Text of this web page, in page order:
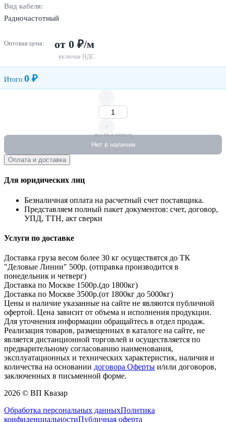
Вид кабеля:
Радиочастотный
Оптовая цена: от 0 ₽/м
включая НДС
Итого:0 ₽
-
+
кол-во в метрах
Нет в наличии
Оплата и доставка
Для юридических лиц
Безналичная оплата на расчетный счет поставщика.
Представляем полный пакет документов: счет, договор,
УПД, ТТН, акт сверки
Услуги по доставке
Доставка груза весом более 30 кг осуществятся до ТК
"Деловые Линии" 500р. (отправка производится в
понедельник и четверг)
Доставка по Москве 1500р.(до 1800кг)
Доставка по Москве 3500р.(от 1800кг до 5000кг)
Цены и наличие указанные на сайте не являются публичной
офертой. Цена зависит от объема и исполнения продукции.
Для уточнения информации обращайтесь в отдел продаж.
Реализация товаров, размещенных в каталоге на сайте, не
является дистанционной торговлей и осуществляется по
предварительному согласованию наименования,
эксплуатационных и технических характеристик, наличия и
количества на основании договора Оферты и/или договоров,
заключенных в письменной форме.
2026 © ВП Квазар
Обработка персональных данныхПолитика
конфиденциальностиПубличная оферта